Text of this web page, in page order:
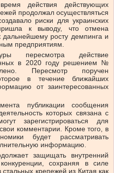
действия действующих
продолжал осуществляться
риски для украинских
к выводу, что отмена
дальнейшему росту демпинга и
предприятиям.
пересмотра действие
в 2020 году решением №
Пересмотр поручен
в течение ближайших
от заинтересованных
публикации сообщения
которых связана с
зарегистрироваться для
комментарии. Кроме того, в
будет рассматривать
информацию.
защищать внутренний
сохраняя в силе
крепежей из Китая как